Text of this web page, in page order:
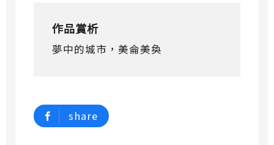
作品賞析
夢中的城市，美侖美奐
share